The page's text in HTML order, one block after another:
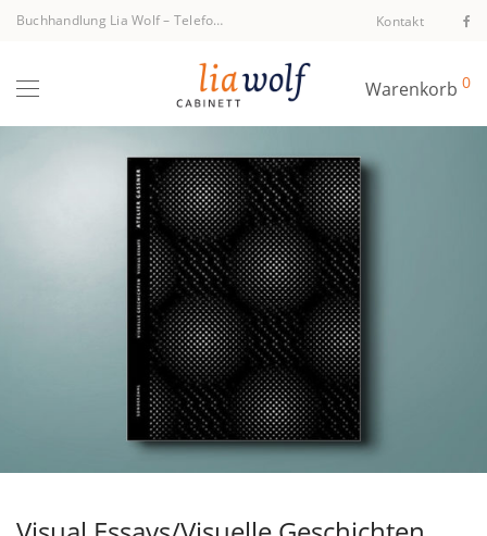
Buchhandlung Lia Wolf– Telefon +43 1 512 40 94 Kontakt
Warenkorb 0